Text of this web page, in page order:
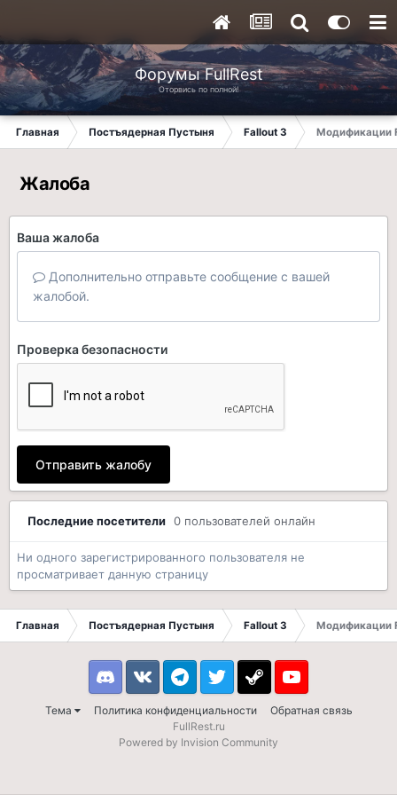
Форумы FullRest
Оторвись по полной!
Главная Постъядерная Пустыня Fallout 3 Модификации
Жалоба
Ваша жалоба
Дополнительно отправьте сообщение с вашей
жалобой.
Проверка безопасности
Отправить жалобу
Последние посетители 0 пользователей онлайн
Ни одного зарегистрированного пользователя не
просматривает данную страницу
Главная Постъядерная Пустыня Fallout 3 Модификации
Тема Политика конфиденциальности Обратная связь
DiscordVK TelegramTwitter Steam Youtube
FullRest.ru
Powered by Invision Community